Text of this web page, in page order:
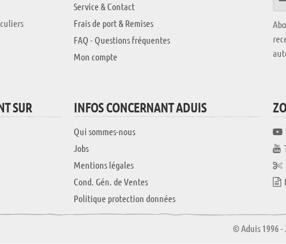
Service & Contact
Frais de port & Remises
FAQ - Questions fréquentes
Mon compte
SUR INFOS CONCERNANT ADUIS
Qui sommes-nous
Jobs
Mentions légales
Cond. Gén. de Ventes
Politique protection données
© Aduis 1996 -